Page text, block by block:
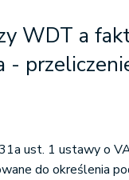
WDT a
-
ust. 1 ustawy o
do określenia